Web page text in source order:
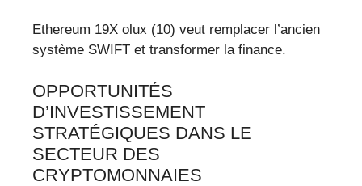
Ethereum 19X olux (10) veut remplacer l’ancien
système SWIFT et transformer la finance.
OPPORTUNITÉS
D’INVESTISSEMENT
STRATÉGIQUES DANS LE
SECTEUR DES
CRYPTOMONNAIES